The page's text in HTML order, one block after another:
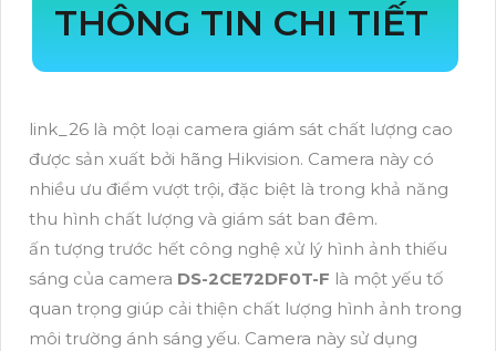
THÔNG TIN CHI TIẾT
link_26 là một loại camera giám sát chất lượng cao
được sản xuất bởi hãng Hikvision. Camera này có
nhiều ưu điểm vượt trội, đặc biệt là trong khả năng
thu hình chất lượng và giám sát ban đêm.
ấn tượng trước hết công nghệ xử lý hình ảnh thiếu
sáng của camera DS-2CE72DF0T-F là một yếu tố
quan trọng giúp cải thiện chất lượng hình ảnh trong
môi trường ánh sáng yếu. Camera này sử dụng